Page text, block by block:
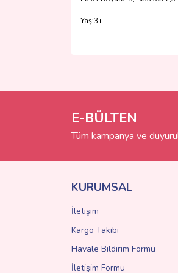
Yaş:3+
Ürün resmi kalitesiz,
Bu ürüne benzer
E-BÜLTEN
Tüm kampanya ve
KURUMSAL
İletişim
Kargo Takibi
Havale Bildirim Formu
İletişim Formu